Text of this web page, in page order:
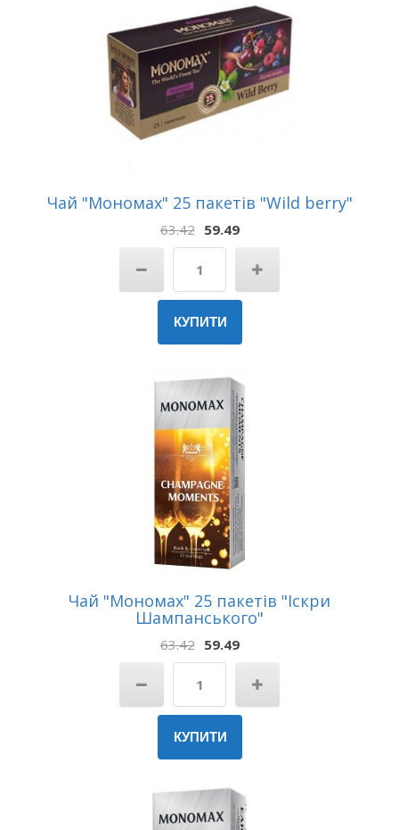
Чай "Мономах" 25 пакетів "Wild berry"
63.42 59.49
КУПИТИ
Чай "Мономах" 25 пакетів "Іскри
Шампанського"
63.42 59.49
КУПИТИ